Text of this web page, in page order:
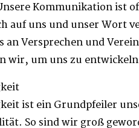
Kommunikation ist
auf uns und unser Wort
an Versprechen und
wir, um uns zu
ist ein Grundpfeiler
So sind wir groß